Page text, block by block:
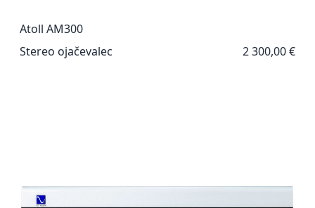
Atoll AM300
Stereo ojačevalec
2 300,00 €